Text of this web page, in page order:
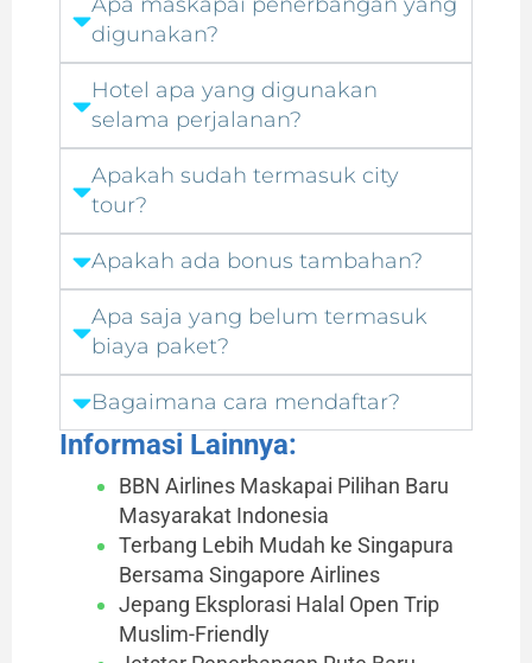
digunakan?
Hotel apa yang digunakan
selama perjalanan?
Apakah sudah termasuk city
tour?
Apakah ada bonus tambahan?
Apa saja yang belum termasuk
biaya paket?
Bagaimana cara mendaftar?
Informasi Lainnya:
BBN Airlines Maskapai Pilihan Baru
Masyarakat Indonesia
Terbang Lebih Mudah ke Singapura
Bersama Singapore Airlines
Jepang Eksplorasi Halal Open Trip
Muslim-Friendly